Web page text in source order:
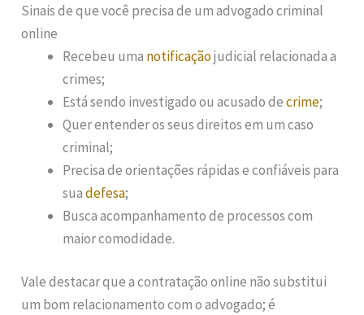
Sinais de que você precisa de um advogado criminal
online
Recebeu uma notificaçãojudicial relacionada a
crimes;
Está sendo investigado ou acusado decrime;
Quer entender os seus direitos em um caso
criminal;
Precisa de orientações rápidas e confiáveis para
suadefesa;
Busca acompanhamento de processos com
maior comodidade.
Vale destacar que a contratação online não substitui
um bom relacionamento com o advogado; é